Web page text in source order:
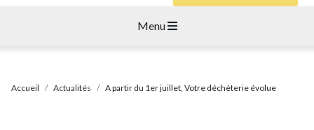
Menu
Accueil Actualités A partir du 1er juillet, Votre déchèterie évolue